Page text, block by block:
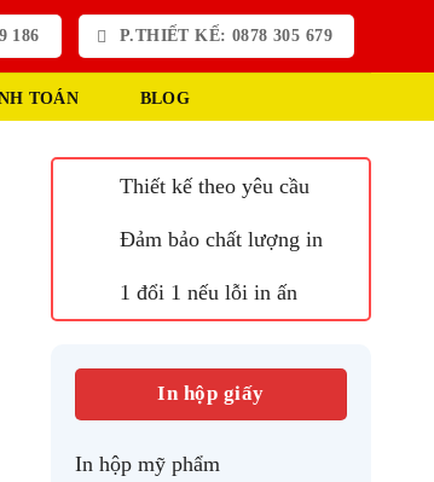
186 P.THIẾT KẾ: 0878 305 679
TOÁN BLOG
Thiết kế theo yêu cầu
Đảm bảo chất lượng in
1 đổi 1 nếu lỗi in ấn
In hộp giấy
In hộp mỹ phẩm